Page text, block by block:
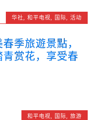
华社, 和平电视, 国际, 活动
季旅遊景點，
赏花，享受春
和平电视, 国际, 旅游